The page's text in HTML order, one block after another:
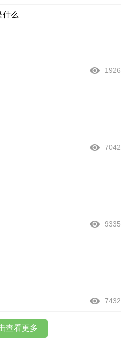
什么
1926
7042
9335
7432
查看更多